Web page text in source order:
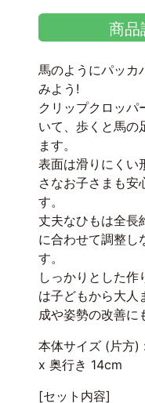
商品
馬のようにパッカ
みよう!
クリップクロッパ
いて、歩くと馬の
ます。
表面は滑りにくい
さなお子さまも安
す。
丈夫なひもは全長
に合わせて調整し
す。
しっかりとした作
は子どもから大人
成や姿勢の改善に
本体サイズ (片方
x 奥行き 14cm
[セット内容]